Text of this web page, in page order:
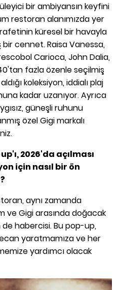
bir ambiyansın keyfini
restoran alanımızda yer
küresel bir havayla
cennet. Raisa Vanessa,
Carioca, John Dalia,
fazla özenle seçilmiş
koleksiyon, iddialı plaj
kadar uzanıyor. Ayrıca
güneşli ruhunu
özel Gigi markalı
2026'da açılması
için nasıl bir ön
aynı zamanda
ve Gigi arasında doğacak
de habercisi. Bu pop-up,
yaratmamıza ve her
yardımcı olacak